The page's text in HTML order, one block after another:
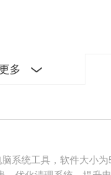
多
系统工具，软件大小